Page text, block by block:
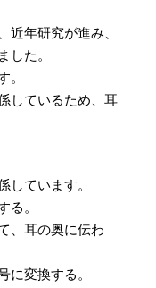
近年研究が進み、
した。
。
しているため、耳
しています。
る。
、耳の奥に伝わ
に変換する。